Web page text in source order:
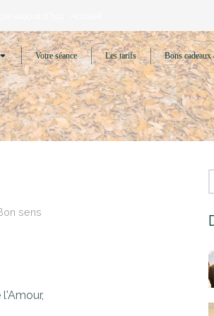
Votre séance Les tarifs Bons
sens